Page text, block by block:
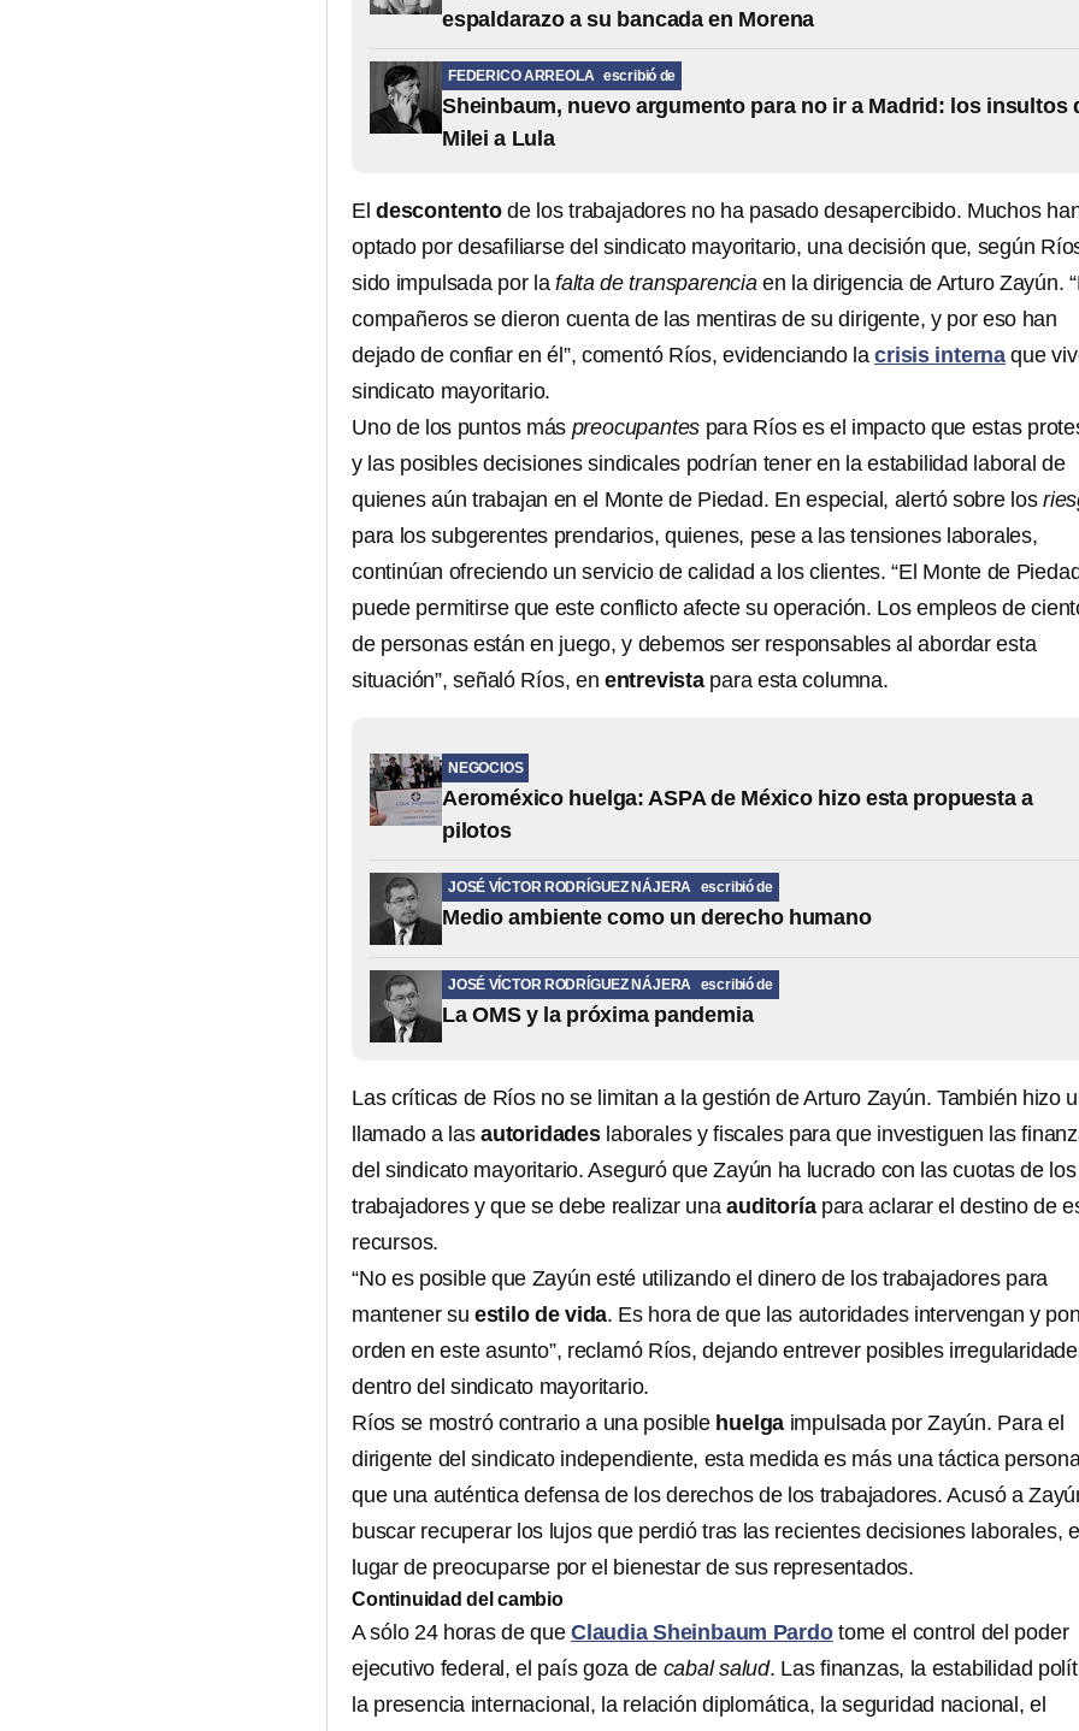
espaldarazo a su bancada en Morena
FEDERICO ARREOLA escribió de
Sheinbaum, nuevo argumento para no ir a Madrid: los insultos
Milei a Lula
El descontentode los trabajadores no ha pasado desapercibido. Muchos
optado por desafiliarse del sindicato mayoritario, una decisión que, según
sido impulsada por lafalta de transparenciaen la dirigencia de Arturo Zayún.
compañeros se dieron cuenta de las mentiras de su dirigente, y por eso han
dejado de confiar en él”, comentó Ríos, evidenciando lacrisis interna que
sindicato mayoritario.
Uno de los puntos más preocupantes para Ríos es el impacto que estas
y las posibles decisiones sindicales podrían tener en la estabilidad laboral de
quienes aún trabajan en el Monte de Piedad. En especial, alertó sobre los
para los subgerentes prendarios, quienes, pese a las tensiones laborales,
continúan ofreciendo un servicio de calidad a los clientes. “El Monte de
puede permitirse que este conflicto afecte su operación. Los empleos de
de personas están en juego, y debemos ser responsables al abordar esta
situación”, señaló Ríos, en entrevista para esta columna.
NEGOCIOS
Aeroméxico huelga: ASPA de México hizo esta propuesta a
pilotos
JOSÉ VÍCTOR RODRÍGUEZ NÁJERA escribió de
Medio ambiente como un derecho humano
JOSÉ VÍCTOR RODRÍGUEZ NÁJERA escribió de
La OMS y la próxima pandemia
Las críticas de Ríos no se limitan a la gestión de Arturo Zayún. También hizo
llamado a lasautoridades laborales y fiscales para que investiguen las
del sindicato mayoritario. Aseguró que Zayún ha lucrado con las cuotas de los
trabajadores y que se debe realizar unaauditoría para aclarar el destino de
recursos.
“No es posible que Zayún esté utilizando el dinero de los trabajadores para
mantener su estilo de vida. Es hora de que las autoridades intervengan y
orden en este asunto”, reclamó Ríos, dejando entrever posibles
dentro del sindicato mayoritario.
Ríos se mostró contrario a una posible huelga impulsada por Zayún. Para el
dirigente del sindicato independiente, esta medida es más una táctica
que una auténtica defensa de los derechos de los trabajadores. Acusó a
buscar recuperar los lujos que perdió tras las recientes decisiones laborales,
lugar de preocuparse por el bienestar de sus representados.
Continuidad del cambio
A sólo 24 horas de que Claudia Sheinbaum Pardo tome el control del poder
ejecutivo federal, el país goza de cabal salud. Las finanzas, la estabilidad
la presencia internacional, la relación diplomática, la seguridad nacional, el